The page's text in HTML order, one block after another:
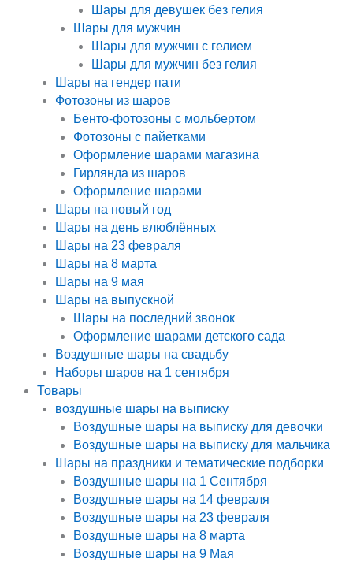
Шары для девушек без гелия
Шары для мужчин
Шары для мужчин с гелием
Шары для мужчин без гелия
Шары на гендер пати
Фотозоны из шаров
Бенто-фотозоны с мольбертом
Фотозоны с пайетками
Оформление шарами магазина
Гирлянда из шаров
Оформление шарами
Шары на новый год
Шары на день влюблённых
Шары на 23 февраля
Шары на 8 марта
Шары на 9 мая
Шары на выпускной
Шары на последний звонок
Оформление шарами детского сада
Воздушные шары на свадьбу
Наборы шаров на 1 сентября
Товары
воздушные шары на выписку
Воздушные шары на выписку для девочки
Воздушные шары на выписку для мальчика
Шары на праздники и тематические подборки
Воздушные шары на 1 Сентября
Воздушные шары на 14 февраля
Воздушные шары на 23 февраля
Воздушные шары на 8 марта
Воздушные шары на 9 Мая